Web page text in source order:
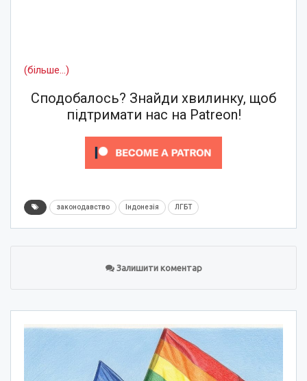
(більше…)
Сподобалось? Знайди хвилинку, щоб
підтримати нас на Patreon!
законодавство Індонезія ЛГБТ
Залишити коментар